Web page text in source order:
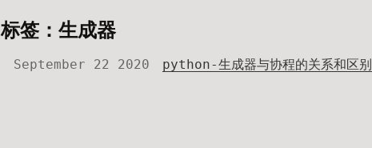
标签：生成器
September 22 2020 python-生成器与协程的关系和区别